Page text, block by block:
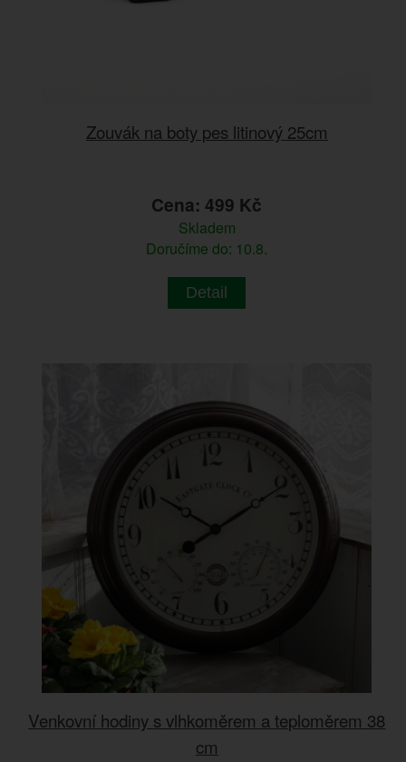
Zouvák na boty pes litinový 25cm
Cena: 499 Kč
Skladem
Doručíme do: 10.8.
Detail
Venkovní hodiny s vlhkoměrem a teploměrem 38
cm